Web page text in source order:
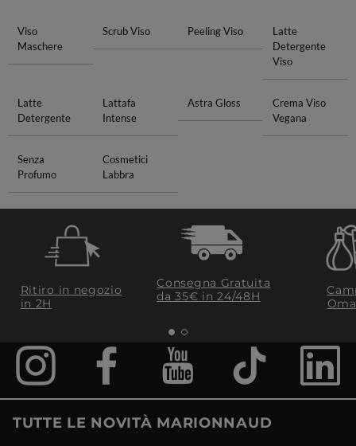
Viso
Maschere
Scrub Viso Peeling Viso
Latte
Detergente
Viso
Latte
Detergente
Lattafa
Intense
Astra Gloss
Crema Viso
Vegana
Senza
Profumo
Cosmetici
Labbra
Ritiro in negozio
in 2H
Consegna Gratuita
da 35€​ in 24/48H
TUTTE LE NOVITÀ MARIONNAUD